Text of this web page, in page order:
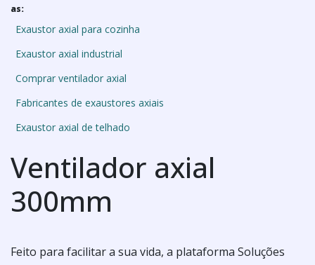
as:
Exaustor axial para cozinha
Exaustor axial industrial
Comprar ventilador axial
Fabricantes de exaustores axiais
Exaustor axial de telhado
Ventilador axial
300mm
Feito para facilitar a sua vida, a plataforma Soluções